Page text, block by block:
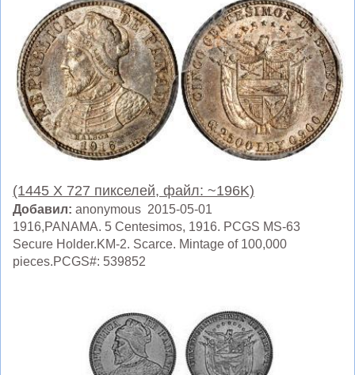
(1445 X 727 пикселей, файл: ~196K)
Добавил: anonymous 2015-05-01
1916,PANAMA. 5 Centesimos, 1916. PCGS MS-63
Secure Holder.KM-2. Scarce. Mintage of 100,000
pieces.PCGS#: 539852